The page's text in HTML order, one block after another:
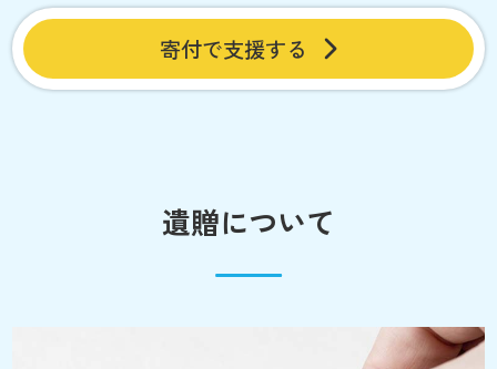
寄付で支援する
遺贈について